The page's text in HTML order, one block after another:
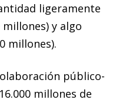
ligeramente
y algo
millones).
público-
millones de